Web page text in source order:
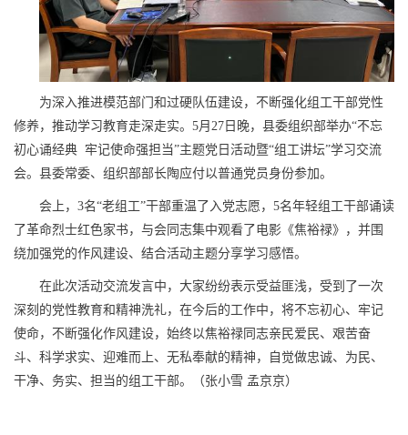
为深入推进模范部门和过硬队伍建设，不断强化组工干部党性
修养，推动学习教育走深走实。5月27日晚，县委组织部举办“不忘
初心诵经典 牢记使命强担当”主题党日活动暨“组工讲坛”学习交流
会。县委常委、组织部部长陶应付以普通党员身份参加。
会上，3名“老组工”干部重温了入党志愿，5名年轻组工干部诵读
了革命烈士红色家书，与会同志集中观看了电影《焦裕禄》，并围
绕加强党的作风建设、结合活动主题分享学习感悟。
在此次活动交流发言中，大家纷纷表示受益匪浅，受到了一次
深刻的党性教育和精神洗礼，在今后的工作中，将不忘初心、牢记
使命，不断强化作风建设，始终以焦裕禄同志亲民爱民、艰苦奋
斗、科学求实、迎难而上、无私奉献的精神，自觉做忠诚、为民、
干净、务实、担当的组工干部。（张小雪 孟京京）